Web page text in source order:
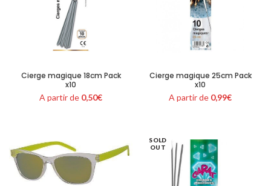
Cierge magique 18cm Pack
x10
A partir de 0,50€
Cierge magique 25cm Pack
x10
A partir de 0,99€
SOLD
OUT